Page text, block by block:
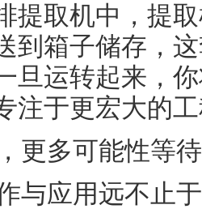
提取机中，提
到箱子储存，
旦运转起来，
注于更宏大的
更多可能性等
与应用远不止